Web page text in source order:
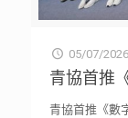
05/07/2026
青協首推
青協首推《數